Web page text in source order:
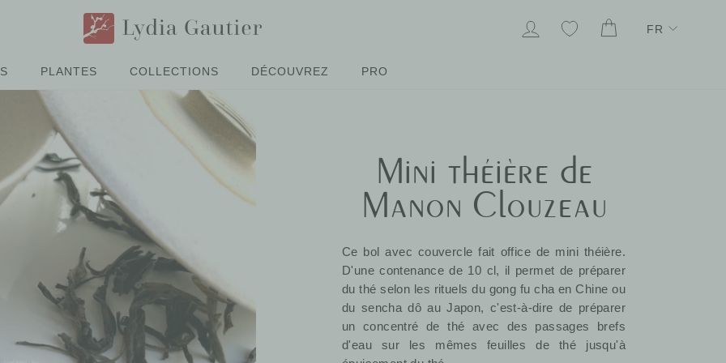
SE CONNECTER
MES FAVORIS
PANIER
FR
PLANTES COLLECTIONS DÉCOUVREZ PRO
Mini théière de
Manon Clouzeau
Ce bol avec couvercle fait office de mini théière.
D'une contenance de 10 cl, il permet de préparer
du thé selon les rituels du gong fu cha en Chine ou
du sencha dô au Japon, c'est-à-dire de préparer
un concentré de thé avec des passages brefs
d'eau sur les mêmes feuilles de thé jusqu'à